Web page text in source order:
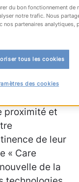
le «
du climat
RH.
proximité et
de leur
« Care
de la
du bon fonctionnement de
notre trafic. Nous
nos partenaires analytiques,
tous les cookies
des cookies